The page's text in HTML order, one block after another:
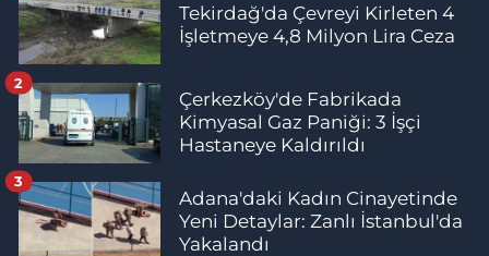
Tekirdağ'da Çevreyi Kirleten 4
İşletmeye 4,8 Milyon Lira Ceza
Çerkezköy'de Fabrikada
Kimyasal Gaz Paniği: 3 İşçi
Hastaneye Kaldırıldı
2
Adana'daki Kadın Cinayetinde
Yeni Detaylar: Zanlı İstanbul'da
Yakalandı
3